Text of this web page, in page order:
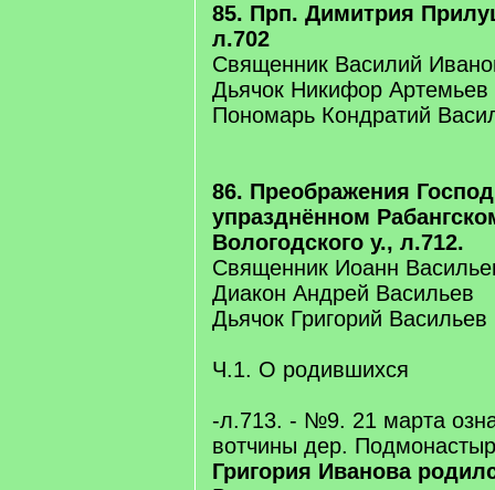
85. Прп. Димитрия
л.702
Священник Василий
Дьячок Никифор Артемьев
Пономарь Кондратий
86. Преображения
упразднённом
Вологодского у., л.712.
Священник Иоанн
Диакон Андрей Васильев
Дьячок Григорий Васильев
Ч.1. О родившихся
-л.713. - №9. 21 марта
вотчины дер.
Григория Иванова